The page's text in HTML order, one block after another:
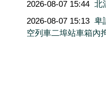
2026-08-07 15:44 北
2026-08-07 15:13 卑
空列車二埠站車箱內